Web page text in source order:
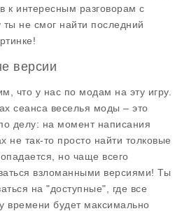
к интересным разговорам с
не смог найти последний
версии
что у нас по модам на эту игру.
сеанса веселья моды – это
делу: на момент написания
не так-то просто найти толковые
но чаще всего
взломанными версиями! Ты
на "доступные", где все
времени будет максимально